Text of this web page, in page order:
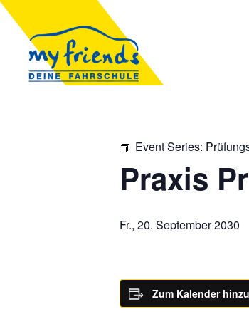
Event Series:
Praxis
Fr., 20. September 2030
Zum Kalender